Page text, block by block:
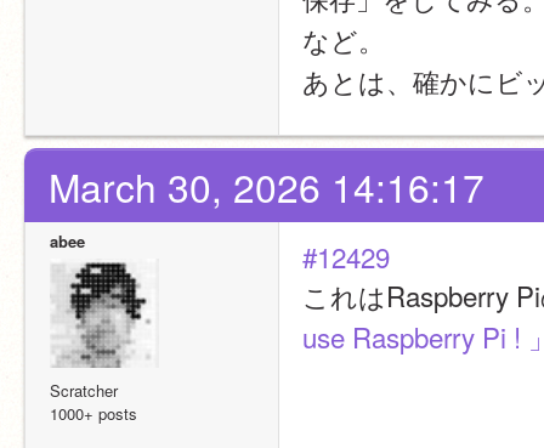
など。
あとは、確かにビ
March 30, 2026 14:16:17
abee
Scratcher
1000+ posts
#12429
これはRaspberry
use Raspberry Pi !